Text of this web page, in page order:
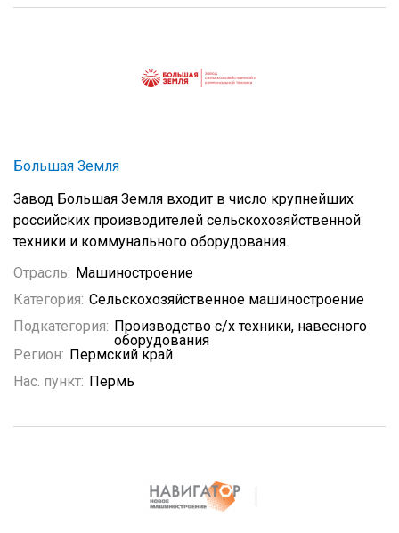
Большая Земля
Завод Большая Земля входит в число крупнейших
российских производителей сельскохозяйственной
техники и коммунального оборудования.
Отрасль: Машиностроение
Категория: Сельскохозяйственное машиностроение
Подкатегория: Производство с/х техники, навесного
оборудования
Регион: Пермский край
Нас. пункт: Пермь